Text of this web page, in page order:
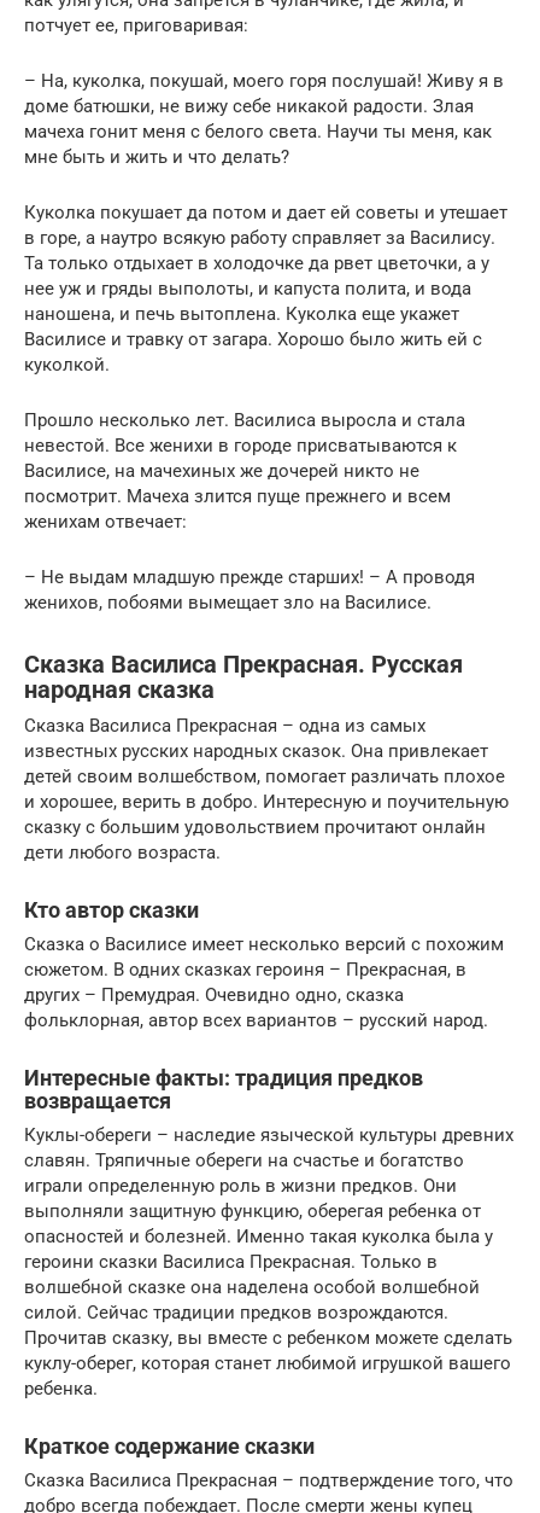
потчует ее, приговаривая:
– На, куколка, покушай, моего горя послушай! Живу я в
доме батюшки, не вижу себе никакой радости. Злая
мачеха гонит меня с белого света. Научи ты меня, как
мне быть и жить и что делать?
Куколка покушает да потом и дает ей советы и утешает
в горе, а наутро всякую работу справляет за Василису.
Та только отдыхает в холодочке да рвет цветочки, а у
нее уж и гряды выполоты, и капуста полита, и вода
наношена, и печь вытоплена. Куколка еще укажет
Василисе и травку от загара. Хорошо было жить ей с
куколкой.
Прошло несколько лет. Василиса выросла и стала
невестой. Все женихи в городе присватываются к
Василисе, на мачехиных же дочерей никто не
посмотрит. Мачеха злится пуще прежнего и всем
женихам отвечает:
– Не выдам младшую прежде старших! – А проводя
женихов, побоями вымещает зло на Василисе.
Сказка Василиса Прекрасная. Русская
народная сказка
Сказка Василиса Прекрасная – одна из самых
известных русских народных сказок. Она привлекает
детей своим волшебством, помогает различать плохое
и хорошее, верить в добро. Интересную и поучительную
сказку с большим удовольствием прочитают онлайн
дети любого возраста.
Кто автор сказки
Сказка о Василисе имеет несколько версий с похожим
сюжетом. В одних сказках героиня – Прекрасная, в
других – Премудрая. Очевидно одно, сказка
фольклорная, автор всех вариантов – русский народ.
Интересные факты: традиция предков
возвращается
Куклы-обереги – наследие языческой культуры древних
славян. Тряпичные обереги на счастье и богатство
играли определенную роль в жизни предков. Они
выполняли защитную функцию, оберегая ребенка от
опасностей и болезней. Именно такая куколка была у
героини сказки Василиса Прекрасная. Только в
волшебной сказке она наделена особой волшебной
силой. Сейчас традиции предков возрождаются.
Прочитав сказку, вы вместе с ребенком можете сделать
куклу-оберег, которая станет любимой игрушкой вашего
ребенка.
Краткое содержание сказки
Сказка Василиса Прекрасная – подтверждение того, что
добро всегда побеждает. После смерти жены купец